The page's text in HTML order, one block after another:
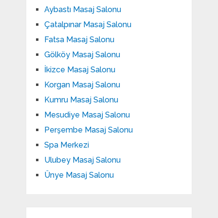
Aybastı Masaj Salonu
Çatalpınar Masaj Salonu
Fatsa Masaj Salonu
Gölköy Masaj Salonu
İkizce Masaj Salonu
Korgan Masaj Salonu
Kumru Masaj Salonu
Mesudiye Masaj Salonu
Perşembe Masaj Salonu
Spa Merkezi
Ulubey Masaj Salonu
Ünye Masaj Salonu